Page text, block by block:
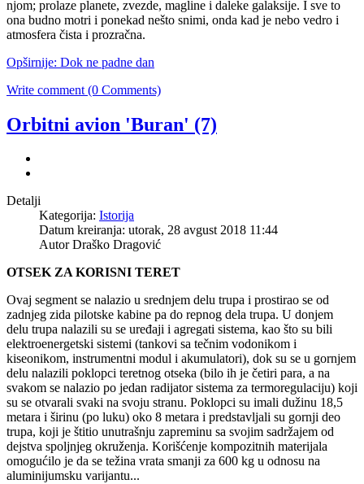
njom; prolaze planete, zvezde, magline i daleke galaksije. I sve to
ona budno motri i ponekad nešto snimi, onda kad je nebo vedro i
atmosfera čista i prozračna.
Opširnije: Dok ne padne dan
Write comment (0 Comments)
Orbitni avion 'Buran' (7)
Detalji
Kategorija: Istorija
Datum kreiranja: utorak, 28 avgust 2018 11:44
AutorDraško Dragović
OTSEK ZA KORISNI TERET
Ovaj segment se nalazio u srednjem delu trupa i prostirao se od
zadnjeg zida pilotske kabine pa do repnog dela trupa. U donjem
delu trupa nalazili su se uređaji i agregati sistema, kao što su bili
elektroenergetski sistemi (tankovi sa tečnim vodonikom i
kiseonikom, instrumentni modul i akumulatori), dok su se u gornjem
delu nalazili poklopci teretnog otseka (bilo ih je četiri para, a na
svakom se nalazio po jedan radijator sistema za termoregulaciju) koji
su se otvarali svaki na svoju stranu. Poklopci su imali dužinu 18,5
metara i širinu (po luku) oko 8 metara i predstavljali su gornji deo
trupa, koji je štitio unutrašnju zapreminu sa svojim sadržajem od
dejstva spoljnjeg okruženja. Korišćenje kompozitnih materijala
omogućilo je da se težina vrata smanji za 600 kg u odnosu na
aluminijumsku varijantu...